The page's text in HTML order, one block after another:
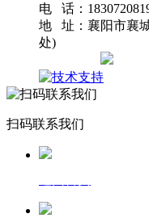
电 话：
地 址：襄阳市襄
处)
扫码联系我们